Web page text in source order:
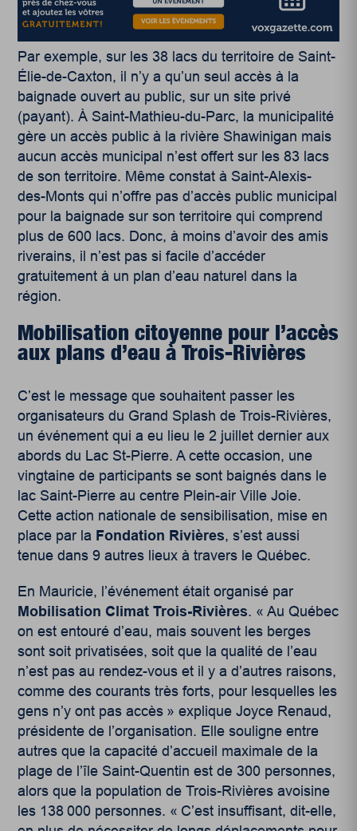
Par exemple, sur les 38 lacs du territoire de Saint-
Élie-de-Caxton, il n’y a qu’un seul accès à la
baignade ouvert au public, sur un site privé
(payant). À Saint-Mathieu-du-Parc, la municipalité
gère un accès public à la rivière Shawinigan mais
aucun accès municipal n’est offert sur les 83 lacs
de son territoire. Même constat à Saint-Alexis-
des-Monts qui n’offre pas d’accès public municipal
pour la baignade sur son territoire qui comprend
plus de 600 lacs. Donc, à moins d’avoir des amis
riverains, il n’est pas si facile d’accéder
gratuitement à un plan d’eau naturel dans la
région.
Mobilisation citoyenne pour l’accès
aux plans d’eau à Trois-Rivières
C’est le message que souhaitent passer les
organisateurs du Grand Splash de Trois-Rivières,
un événement qui a eu lieu le 2 juillet dernier aux
abords du Lac St-Pierre. A cette occasion, une
vingtaine de participants se sont baignés dans le
lac Saint-Pierre au centre Plein-air Ville Joie.
Cette action nationale de sensibilisation, mise en
place par la Fondation Rivières, s’est aussi
tenue dans 9 autres lieux à travers le Québec.
En Mauricie, l’événement était organisé par
Mobilisation Climat Trois-Rivières. « Au Québec
on est entouré d’eau, mais souvent les berges
sont soit privatisées, soit que la qualité de l’eau
n’est pas au rendez-vous et il y a d’autres raisons,
comme des courants très forts, pour lesquelles les
gens n’y ont pas accès » explique Joyce Renaud,
présidente de l’organisation. Elle souligne entre
autres que la capacité d’accueil maximale de la
plage de l’île Saint-Quentin est de 300 personnes,
alors que la population de Trois-Rivières avoisine
les 138 000 personnes. « C’est insuffisant, dit-elle,